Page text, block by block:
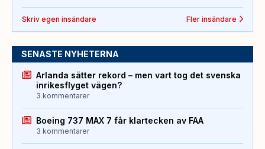
Skriv egen insändare Fler insändare
SENASTE NYHETERNA
Arlanda sätter rekord – men vart tog det svenska
inrikesflyget vägen?
3 kommentarer
Boeing 737 MAX 7 får klartecken av FAA
3 kommentarer